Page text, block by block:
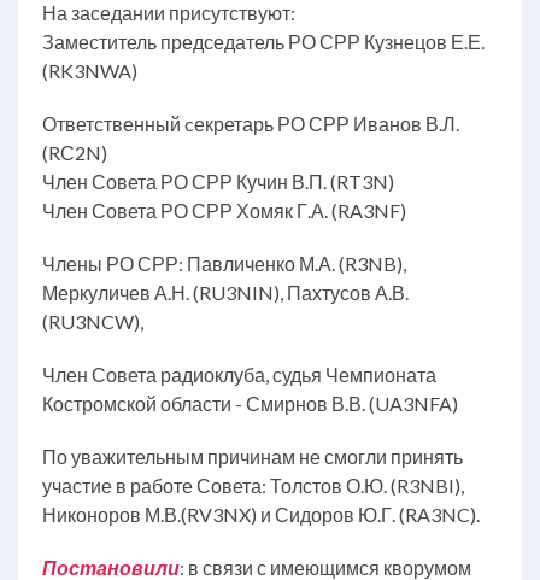
На заседании присутствуют:
Заместитель председатель РО СРР Кузнецов Е.Е.
(RK3NWA)
Ответственный cекретарь РО СРР Иванов В.Л.
(RС2N)
Член Совета РО СРР Кучин В.П. (RT3N)
Член Совета РО СРР Хомяк Г.А. (RA3NF)
Члены РО СРР: Павличенко М.А. (R3NB),
Меркуличев А.Н. (RU3NIN), Пахтусов А.В.
(RU3NCW),
Член Совета радиоклуба, судья Чемпионата
Костромской области - Смирнов В.В. (UA3NFA)
По уважительным причинам не смогли принять
участие в работе Совета: Толстов О.Ю. (R3NBI),
Никоноров М.В.(RV3NX) и Сидоров Ю.Г. (RA3NC).
Постановили: в связи с имеющимся кворумом